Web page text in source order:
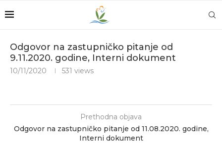
Odgovor na zastupničko pitanje od
9.11.2020. godine, Interni dokument
10/11/2020 531 views
Prethodna objava
Odgovor na zastupničko pitanje od 11.08.2020. godine,
Interni dokument